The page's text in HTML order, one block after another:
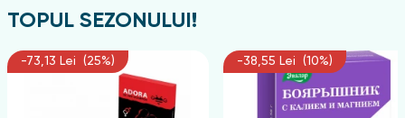
TOPUL SEZONULUI!
-73,13 Lei (25%) -38,55 Lei (10%)